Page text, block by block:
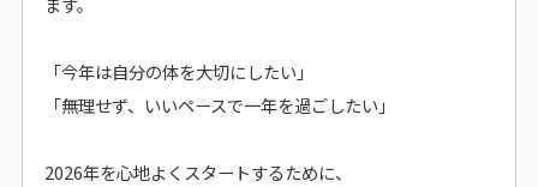
「今年は自分の体を大切にしたい」
「無理せず、いいペースで一年を過ごしたい」
2026年を心地よくスタートするために、